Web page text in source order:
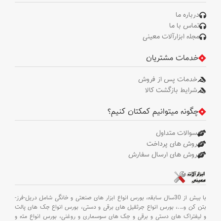
درباره ما
تماس با ما
مجله ابزارآلات معینی
خدمات مشتریان
خدمات پس از فروش
شرایط بازگشت کالا
چگونه میتوانیم کمکتان کنیم؟
سوالات متداول
روش های پرداخت
روش های ارسال سفارش
با بیش از 30سال سابقه،
بورس انواع ابزار های صنعتی و خانگی شامل دریل-فرز-
بتن کن و….، بورس انواع جرثقیل های برقی و دستی، بورس انواع جک های پالت
و لیفتراک های دستی و برقی و جک های سوسماری و روغنی، بورس انواع مته و